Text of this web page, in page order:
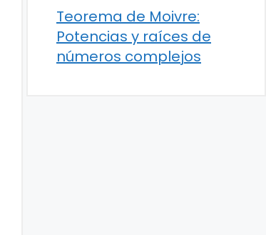
Teorema de Moivre:
Potencias y raíces de
números complejos